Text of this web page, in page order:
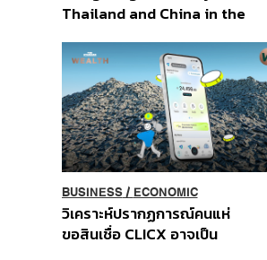
Thailand and China in the
Order
BUSINESS/ ECONOMIC
วิเคราะห์ปรากฏการณ์คนแห่
ขอสินเชื่อ CLICX อาจเป็น